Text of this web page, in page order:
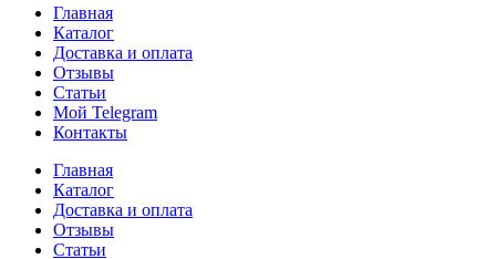
Главная
Каталог
Доставка и оплата
Отзывы
Статьи
Мой Telegram
Контакты
Главная
Каталог
Доставка и оплата
Отзывы
Статьи